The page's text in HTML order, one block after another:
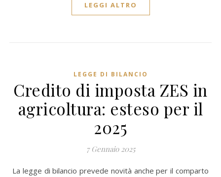
LEGGI ALTRO
LEGGE DI BILANCIO
Credito di imposta ZES in
agricoltura: esteso per il
2025
7 Gennaio 2025
La legge di bilancio prevede novità anche per il comparto